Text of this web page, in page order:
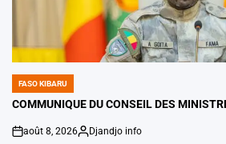
POSTED
IN
FASO KIBARU
COMMUNIQUE DU CONSEIL DES
on
août 8, 2026
Posted
Djandjo info